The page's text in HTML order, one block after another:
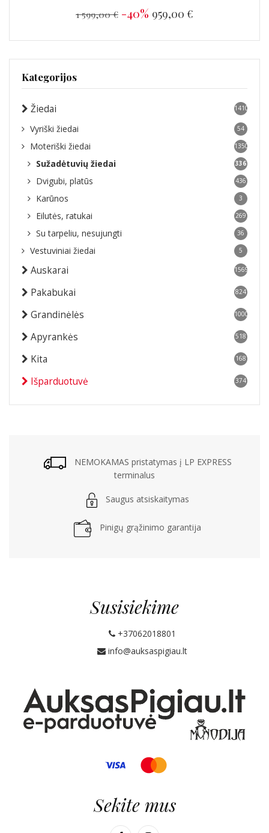
1 599,00 € -40% 959,00 €
Kategorijos
Žiedai 1410
Vyriški žiedai 54
Moteriški žiedai 1350
Sužadėtuvių žiedai 336
Dvigubi, platūs 436
Karūnos 3
Eilutės, ratukai 269
Su tarpeliu, nesujungti 36
Vestuviniai žiedai 5
Auskarai 1569
Pakabukai 824
Grandinėlės 1000
Apyrankės 518
Kita 168
Išparduotuvė 374
NEMOKAMAS pristatymas į LP EXPRESS
terminalus
Saugus atsiskaitymas
Pinigų grąžinimo garantija
Susisiekime
+37062018801
info@auksaspigiau.lt
Sekite mus